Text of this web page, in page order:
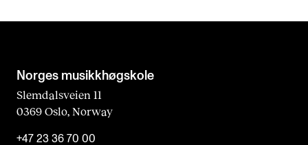
Norges musikk­høgskole
Slemdalsveien 11
0369 Oslo, Norway
+47 23 36 70 00